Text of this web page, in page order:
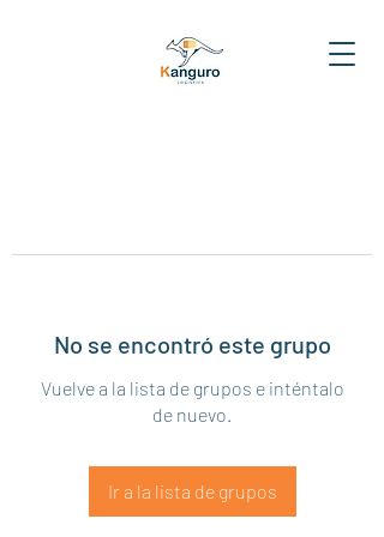
No se encontró este grupo
Vuelve a la lista de grupos e inténtalo
de nuevo.
Ir a la lista de grupos